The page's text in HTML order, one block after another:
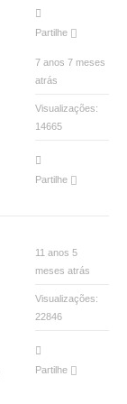
Partilhe
7 anos 7 meses
atrás
Visualizações:
14665
Partilhe
11 anos 5
meses atrás
Visualizações:
22846
Partilhe